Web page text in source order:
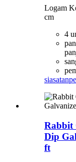
Logam
cm
4
siasatan
Rabbit
Dip
ft